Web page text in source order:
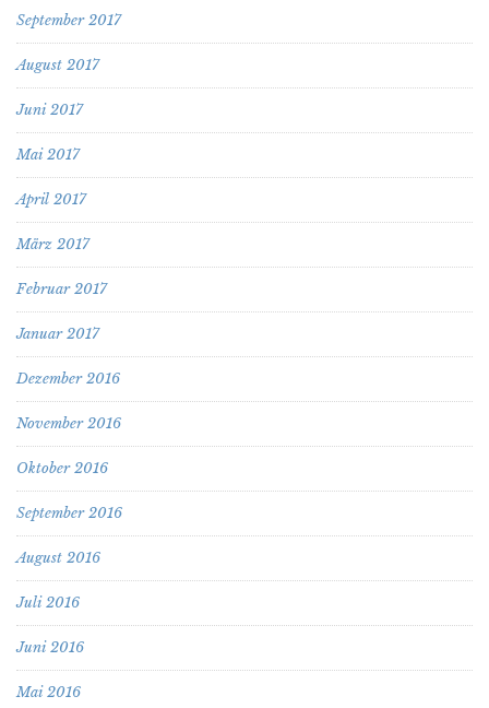
September 2017
August 2017
Juni 2017
Mai 2017
April 2017
März 2017
Februar 2017
Januar 2017
Dezember 2016
November 2016
Oktober 2016
September 2016
August 2016
Juli 2016
Juni 2016
Mai 2016